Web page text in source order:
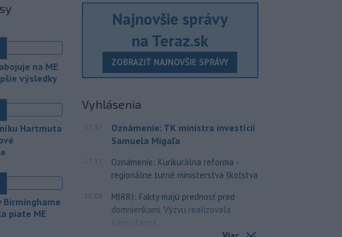
Halle.
Tisza
súdu Andrása
oznámila na
po tajnom
emiráty v
útoku na
spoločnosti
prechádzal
z
na ME
výsledky
Hartmuta
Birminghame
piate ME
Najnovšie správy
na Teraz.sk
ZOBRAZIŤ NAJNOVŠIE SPRÁVY
Vyhlásenia
17:32
Oznámenie: TK ministra investícií
Samuela Migaľa
17:17
Oznámenie: Kurikurálna reforma -
regionálne turné ministerstva školstva
15:09
MIRRI: Fakty majú prednosť pred
domnienkami. Výzvu realizovala
samostatná...